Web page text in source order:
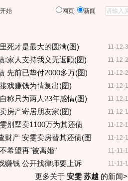
始 网页 新闻
11-12-
死才是最大的圆满(图)
11-12-
:家人支持我义无返顾(图)
11-12-
先前已垫付2000多万(图)
11-12-
戏赚钱为情复出(图)
11-12-
称只为两人23年感情(图)
11-12-
房产寄居朋友家(图)
11-12-
别墅卖1100万为其还债
11-12-
财产 安雯卖房替其还债(图
11-11-
希望再"被离婚"
11-11-
赚钱 公开找律师要上诉
更多关于 安雯 苏越的新闻